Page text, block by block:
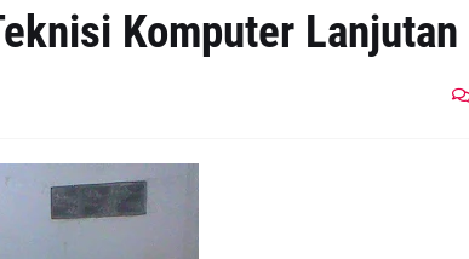
Komputer Lanjutan